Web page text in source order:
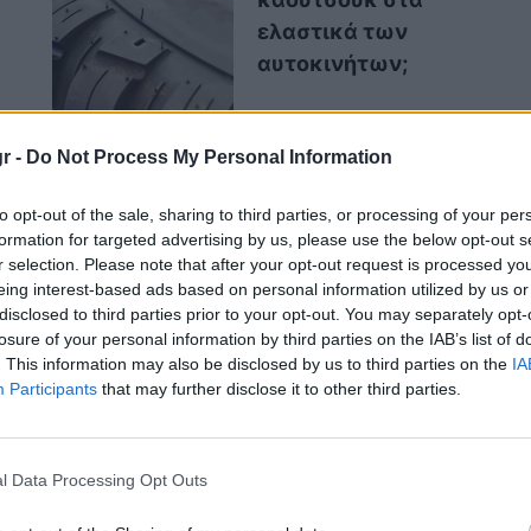
- Do Not Process My Personal Information
opt-out of the sale, sharing to third parties, or processing of your
for targeted advertising by us, please use the below opt-out
selection. Please note that after your opt-out request is processed
interest-based ads based on personal information utilized by us
to third parties prior to your opt-out. You may separately
of your personal information by third parties on the IAB’s list of
This information may also be disclosed by us to third parties on the
Participants that may further disclose it to other third parties.
Data Processing Opt Outs
ελαστικά των
αυτοκινήτων;
να σε χτυπήσει
χτυπούν αυτοκίνηταπολύ πιο συχνά
σε εσένα είναι περίπου 1 στις 100.000
χτυπιούνται από κεραυνούς